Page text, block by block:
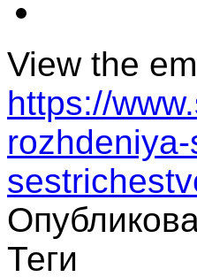
View the
https://
Теги